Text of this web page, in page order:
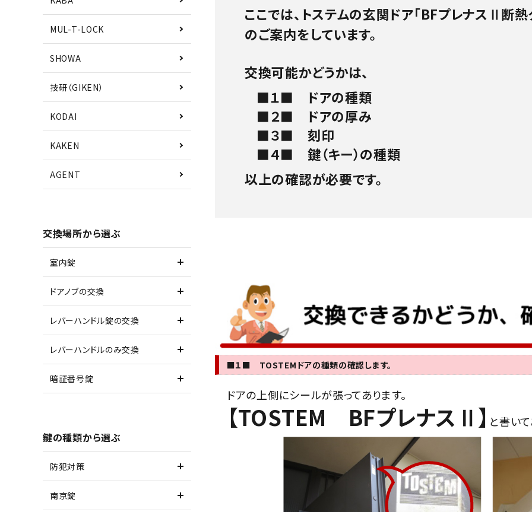
MUL-T-LOCK
SHOWA
技研（GIKEN）
KODAI
KAKEN
AGENT
交換場所から選ぶ
室内錠
ドアノブの交換
レバーハンドル錠の交換
レバーハンドルのみ交換
暗証番号錠
鍵の種類から選ぶ
防犯対策
南京錠
ここでは、トステムの玄関ドア「BFプレナスⅡ断熱
のご案内をしています。
交換可能かどうかは、
■１■ ドアの種類
■２■ ドアの厚み
■３■ 刻印
■４■ 鍵（キー）の種類
以上の確認が必要です。
■１■ TOSTEMドアの種類の確認します。
ドアの上側にシールが張ってあります。
【TOSTEM BFプレナスⅡ】 と書い